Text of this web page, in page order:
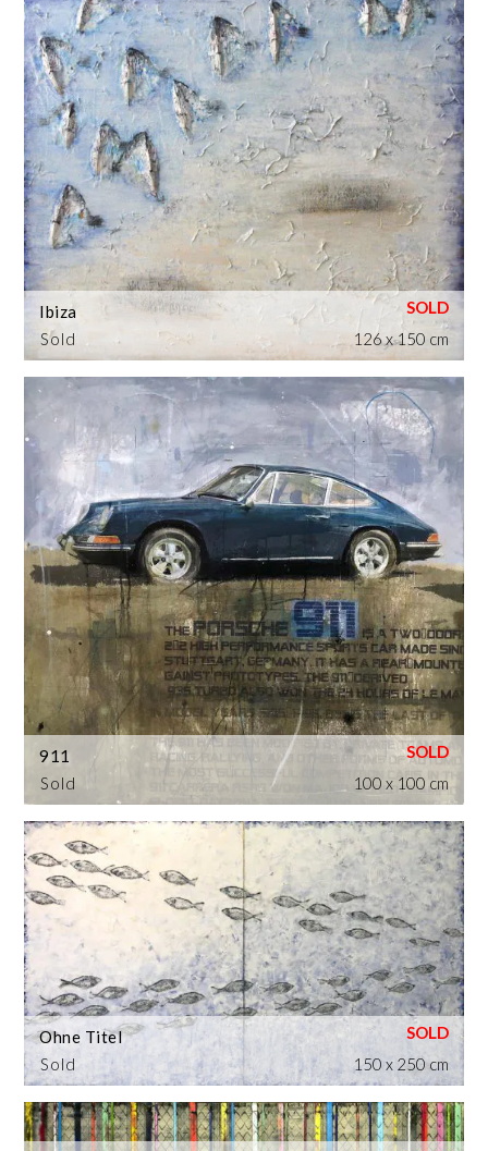
Sold
Ibiza
126 x 150 cm
Sold
911
100 x 100 cm
Sold
Ohne Titel
150 x 250 cm